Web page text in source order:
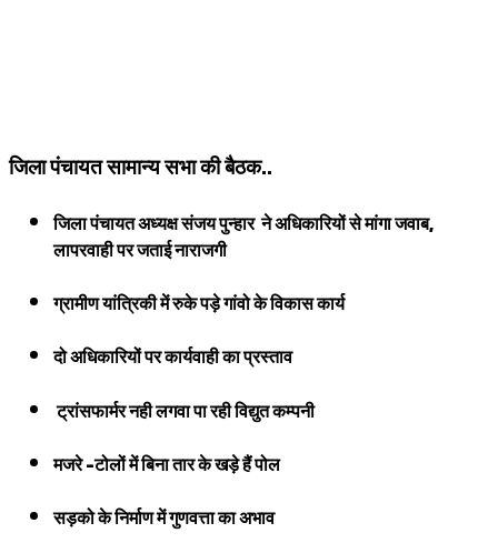
जिला पंचायत सामान्य सभा की बैठक..
जिला पंचायत अध्यक्ष संजय पुन्हार ने अधिकारियों से मांगा जवाब,
लापरवाही पर जताई नाराजगी
ग्रामीण यांत्रिकी में रुके पड़े गांवो के विकास कार्य
दो अधिकारियों पर कार्यवाही का प्रस्ताव
ट्रांसफार्मर नही लगवा पा रही विद्युत कम्पनी
मजरे -टोलों में बिना तार के खड़े हैं पोल
सड़को के निर्माण में गुणवत्ता का अभाव